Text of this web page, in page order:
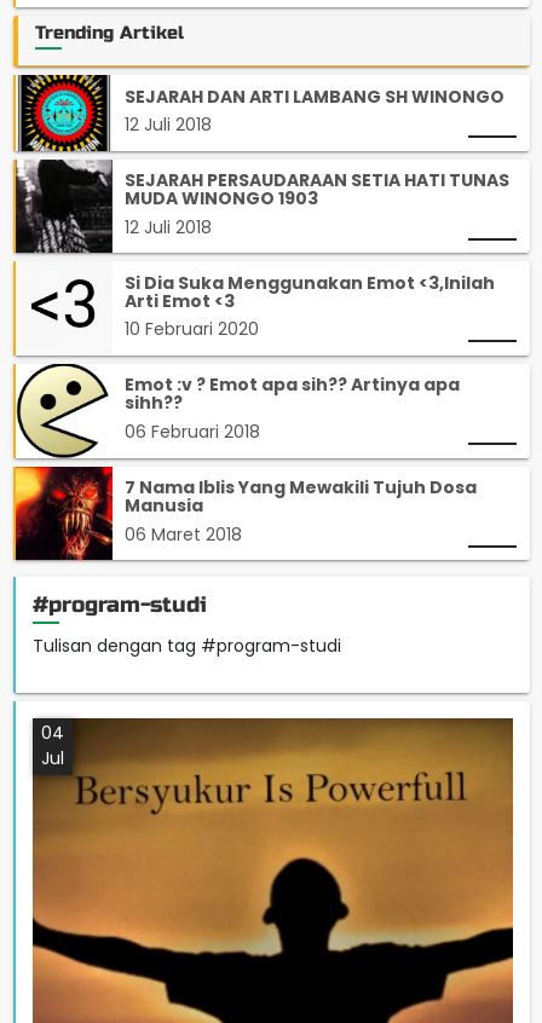
Trending Artikel
SEJARAH DAN ARTI LAMBANG SH WINONGO
12 Juli 2018
SEJARAH PERSAUDARAAN SETIA HATI TUNAS
MUDA WINONGO 1903
12 Juli 2018
Si Dia Suka Menggunakan Emot <3,Inilah
Arti Emot <3
10 Februari 2020
Emot :v ? Emot apa sih?? Artinya apa
sihh??
06 Februari 2018
7 Nama Iblis Yang Mewakili Tujuh Dosa
Manusia
06 Maret 2018
#program-studi
Tulisan dengan tag #program-studi
04
Jul